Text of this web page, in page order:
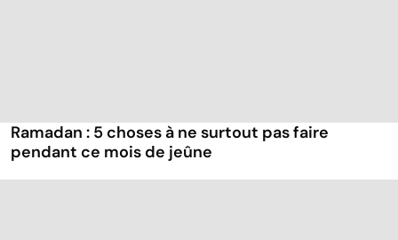
Ramadan : 5 choses à ne surtout pas faire
pendant ce mois de jeûne